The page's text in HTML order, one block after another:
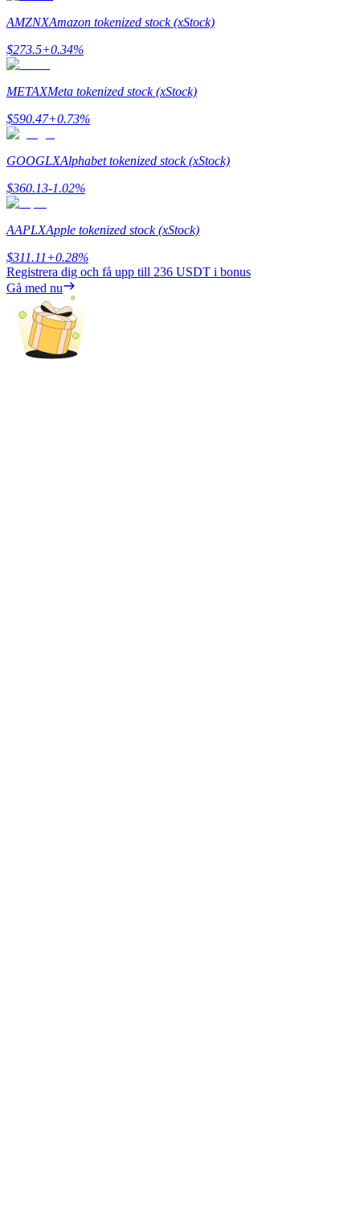
Deposit CASHCAT & Win
AMZNXAmazon tokenized stock (xStock)
$273.5+0.34%
METAXMeta tokenized stock (xStock)
$590.47+0.73%
GOOGLXAlphabet tokenized stock (xStock)
$360.13-1.02%
AAPLXApple tokenized stock (xStock)
$311.11+0.28%
Registrera dig och få upp till 236 USDT i bonus
Gå med nu